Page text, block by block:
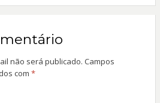
não será publicado. Campos
com *